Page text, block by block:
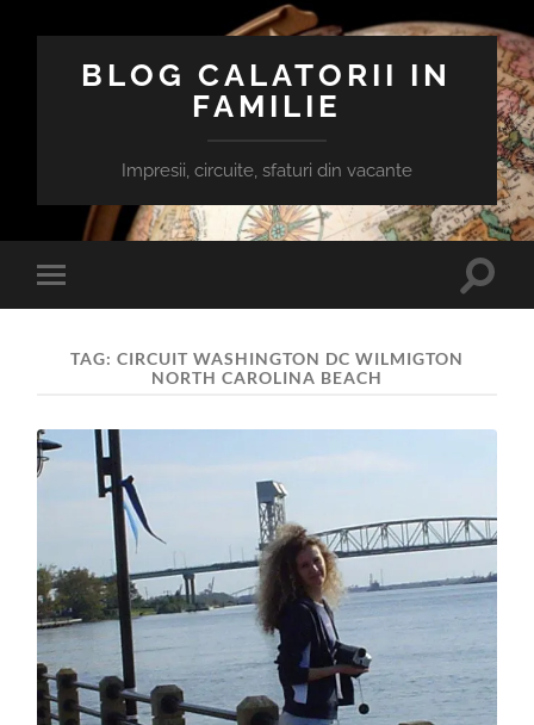
BLOG CALATORII IN
FAMILIE
Impresii, circuite, sfaturi din vacante
Toggle
mobile
Toggle
TAG: CIRCUIT WASHINGTON DC WILMIGTON
NORTH CAROLINA BEACH